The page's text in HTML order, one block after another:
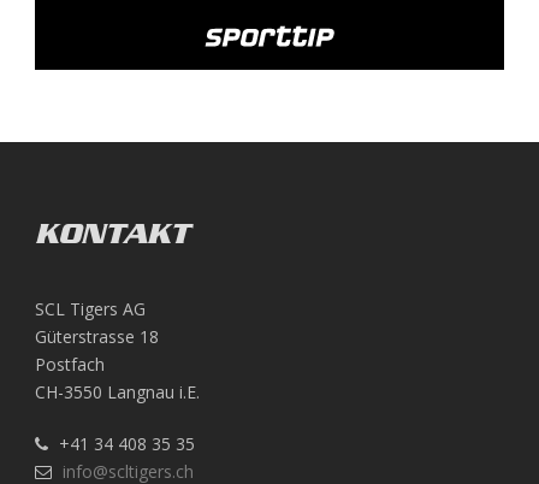
KONTAKT
SCL Tigers AG
Güterstrasse 18
Postfach
CH-3550 Langnau i.E.
+41 34 408 35 35
info@scltigers.ch